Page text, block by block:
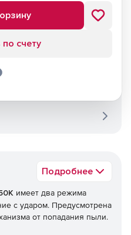
Подробнее
имеет два режима
с ударом. Предусмотрена
от попадания пыли.
счету